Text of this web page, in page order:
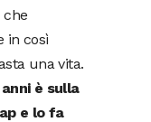
che
in così
una vita.
è sulla
e lo fa